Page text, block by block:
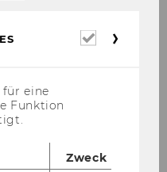
Poro zur Ver­fü­
für eine
Funktion
Zweck